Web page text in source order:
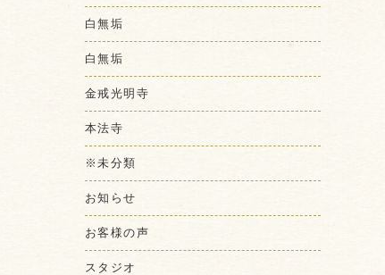
白無垢
白無垢
金戒光明寺
本法寺
※未分類
お知らせ
お客様の声
スタジオ